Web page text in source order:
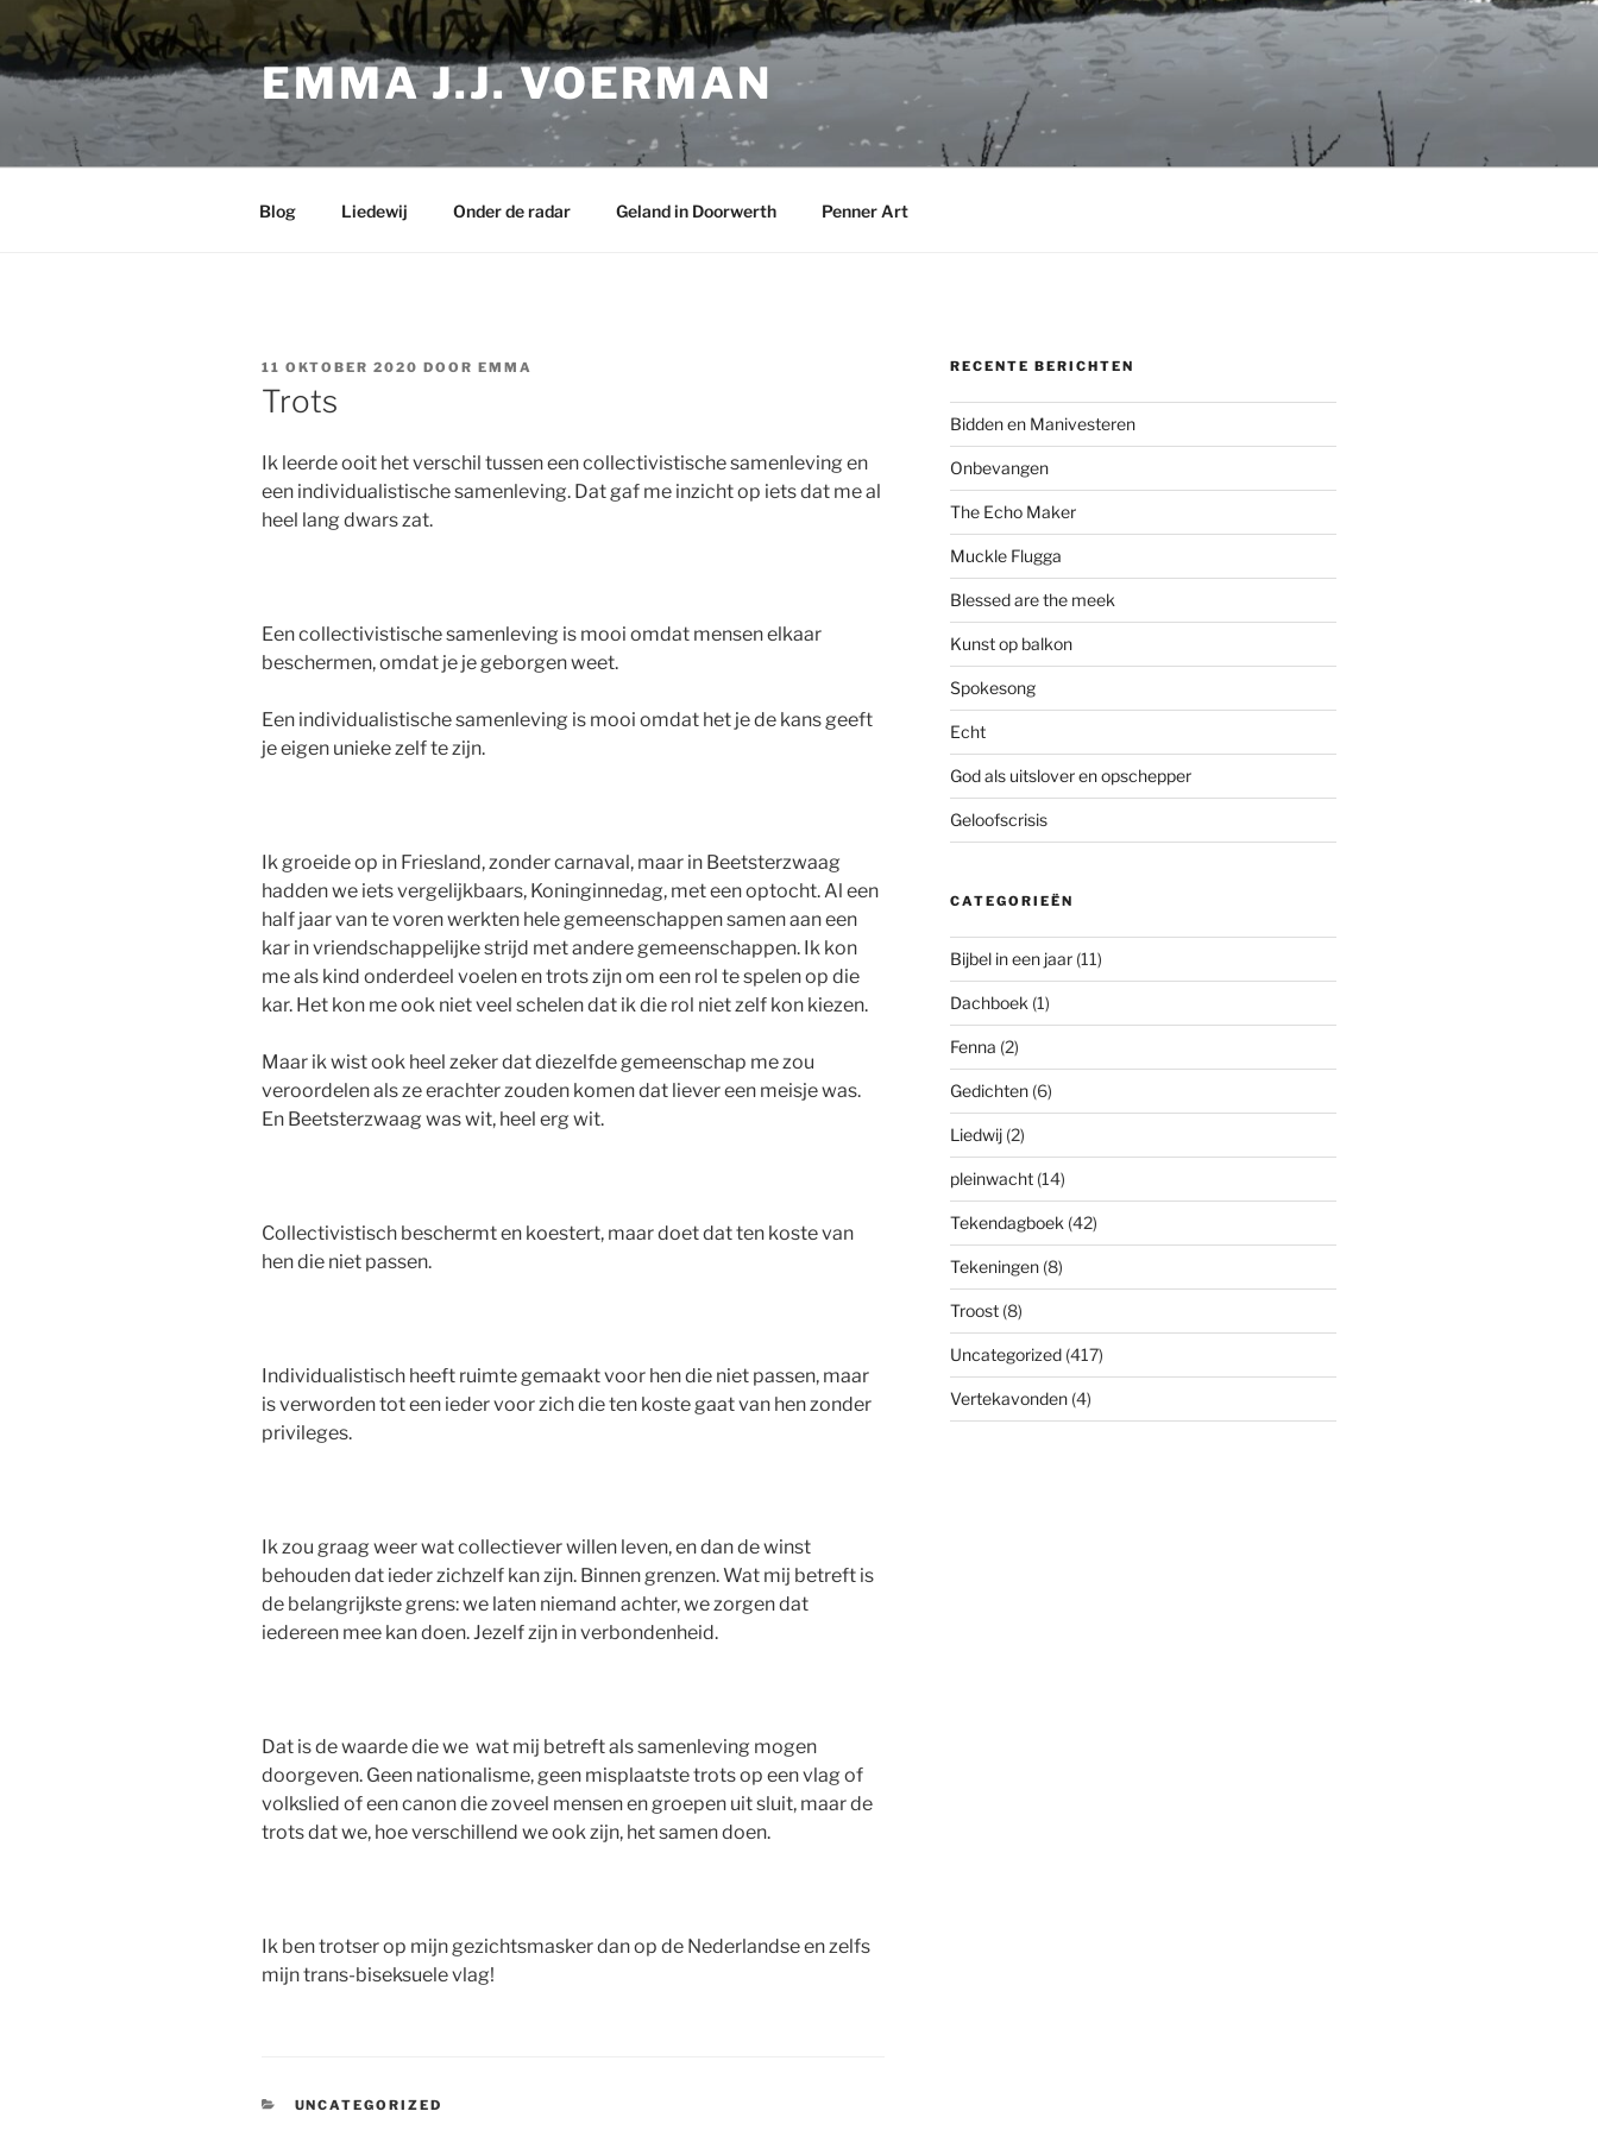
naar
de
EMMA J.J. VOERMAN
Blog Liedewij Onder de radar Geland in Doorwerth Penner Art
GEPLAATST
OP
11 OKTOBER 2020 DOOR EMMA
Trots
Ik leerde ooit het verschil tussen een collectivistische samenleving en
een individualistische samenleving. Dat gaf me inzicht op iets dat me al
heel lang dwars zat.
Een collectivistische samenleving is mooi omdat mensen elkaar
beschermen, omdat je je geborgen weet.
Een individualistische samenleving is mooi omdat het je de kans geeft
je eigen unieke zelf te zijn.
Ik groeide op in Friesland, zonder carnaval, maar in Beetsterzwaag
hadden we iets vergelijkbaars, Koninginnedag, met een optocht. Al een
half jaar van te voren werkten hele gemeenschappen samen aan een
kar in vriendschappelijke strijd met andere gemeenschappen. Ik kon
me als kind onderdeel voelen en trots zijn om een rol te spelen op die
kar. Het kon me ook niet veel schelen dat ik die rol niet zelf kon kiezen.
Maar ik wist ook heel zeker dat diezelfde gemeenschap me zou
veroordelen als ze erachter zouden komen dat liever een meisje was.
En Beetsterzwaag was wit, heel erg wit.
Collectivistisch beschermt en koestert, maar doet dat ten koste van
hen die niet passen.
Individualistisch heeft ruimte gemaakt voor hen die niet passen, maar
is verworden tot een ieder voor zich die ten koste gaat van hen zonder
privileges.
Ik zou graag weer wat collectiever willen leven, en dan de winst
behouden dat ieder zichzelf kan zijn. Binnen grenzen. Wat mij betreft is
de belangrijkste grens: we laten niemand achter, we zorgen dat
iedereen mee kan doen. Jezelf zijn in verbondenheid.
Dat is de waarde die we wat mij betreft als samenleving mogen
doorgeven. Geen nationalisme, geen misplaatste trots op een vlag of
volkslied of een canon die zoveel mensen en groepen uit sluit, maar de
trots dat we, hoe verschillend we ook zijn, het samen doen.
Ik ben trotser op mijn gezichtsmasker dan op de Nederlandse en zelfs
mijn trans-biseksuele vlag!
CATEGORIEËN
UNCATEGORIZED
RECENTE BERICHTEN
Bidden en Manivesteren
Onbevangen
The Echo Maker
Muckle Flugga
Blessed are the meek
Kunst op balkon
Spokesong
Echt
God als uitslover en opschepper
Geloofscrisis
CATEGORIEËN
Bijbel in een jaar(11)
Dachboek (1)
Fenna (2)
Gedichten(6)
Liedwij(2)
pleinwacht(14)
Tekendagboek (42)
Tekeningen(8)
Troost(8)
Uncategorized(417)
Vertekavonden(4)